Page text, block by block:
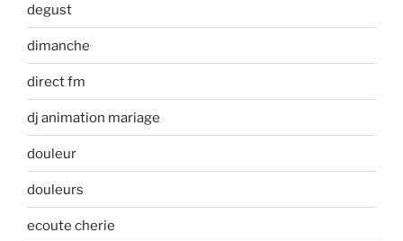
degust
dimanche
direct fm
dj animation mariage
douleur
douleurs
ecoute cherie